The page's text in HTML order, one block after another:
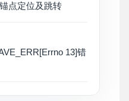
点定位及跳转
13]错